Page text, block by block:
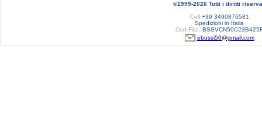
©1999-2026 Tutti i diritti
Cell+39 3490876581
Spedizioni in Italia
Cod.Fisc.
ebussi50@gmail.com